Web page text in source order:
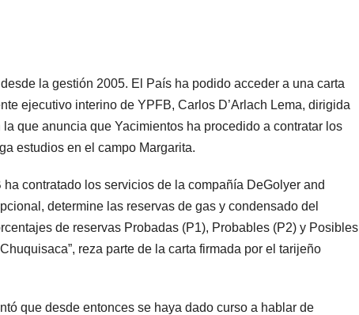
la gestión 2005. El País ha podido acceder a una carta
ejecutivo interino de YPFB, Carlos D’Arlach Lema, dirigida
que anuncia que Yacimientos ha procedido a contratar los
estudios en el campo Margarita.
contratado los servicios de la compañía DeGolyer and
determine las reservas de gas y condensado del
de reservas Probadas (P1), Probables (P2) y Posibles
reza parte de la carta firmada por el tarijeño
que desde entonces se haya dado curso a hablar de